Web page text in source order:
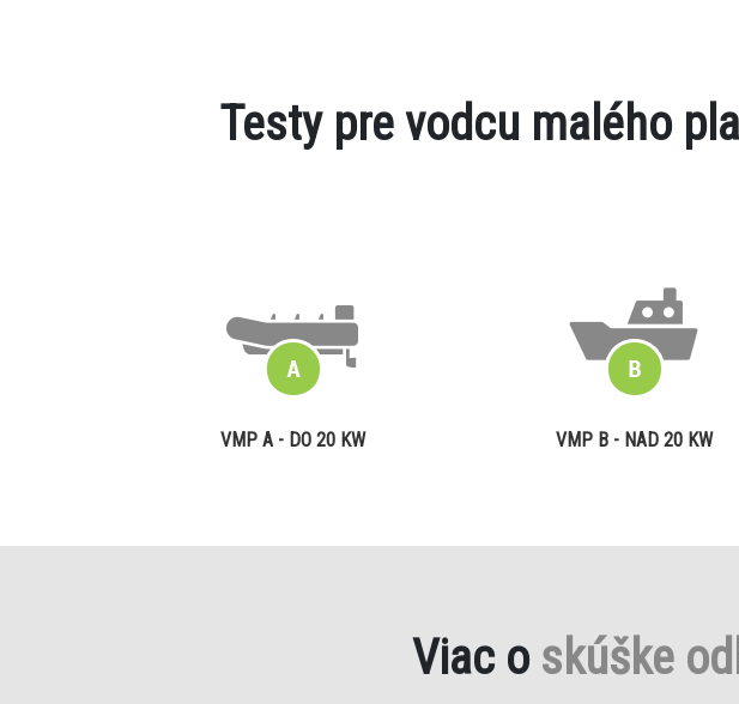
Testy pre vodcu malého
VMP A - DO 20 KW VMP B - NAD 20 KW
Viac o skúške